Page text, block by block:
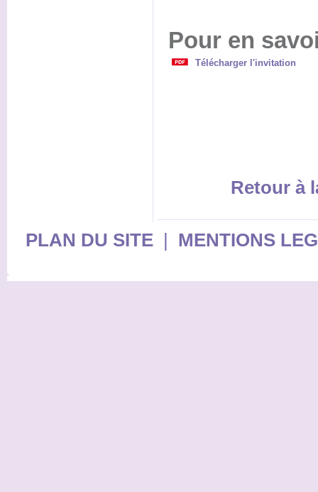
Pour en
Télécharger l'invitation
Retour à
PLAN DU SITE| MENTIONS